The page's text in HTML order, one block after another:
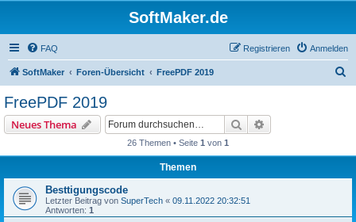
SoftMaker.de
FAQ Anmelden
Registrieren
SoftMaker Foren-Übersicht FreePDF 2019
FreePDF 2019
Neues Thema Suche
26 Themen • Seite 1 von 1
Themen
Besttigungscode
Letzter Beitrag von SuperTech « 09.11.2022 20:32:51
Antworten: 1